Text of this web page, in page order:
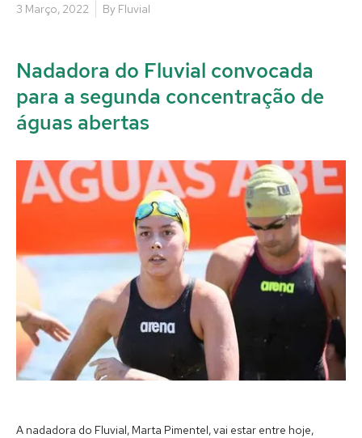
3 Março, 2022 By Fluvial
Nadadora do Fluvial convocada
para a segunda concentração de
águas abertas
A nadadora do Fluvial, Marta Pimentel, vai estar entre hoje,